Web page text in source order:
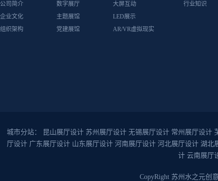
公司简介
企业文化
组织架构
数字展厅
主题展馆
党建展馆
大屏互动
LED展示
AR/VR虚拟现实
行业知识
城市分站： 昆山展厅设计 苏州展厅设计 无锡展厅设计 常州展厅设计
厅设计 广东展厅设计 山东展厅设计 河南展厅设计 河北展厅设计 湖北
计 云南展厅
CopyRight 苏州水之元创